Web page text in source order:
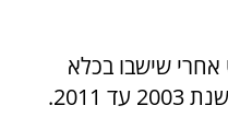
שישבו בכלא